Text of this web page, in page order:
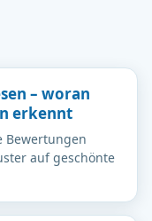
– woran
erkennt
Bewertungen
auf geschönte